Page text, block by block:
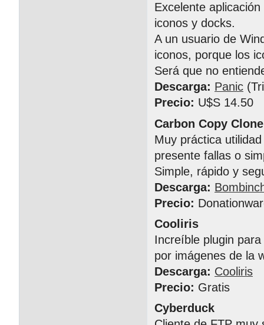
Excelente
iconos y docks.
A un usuario de
iconos, porque los
Será que no
Descarga: Panic
Precio: U$S 14.50
Carbon Copy
Muy práctica
presente fallas o
Simple, rápido y
Descarga:
Precio:
Cooliris
Increíble plugin
por imágenes de la
Descarga: Cooliris
Precio: Gratis
Cyberduck